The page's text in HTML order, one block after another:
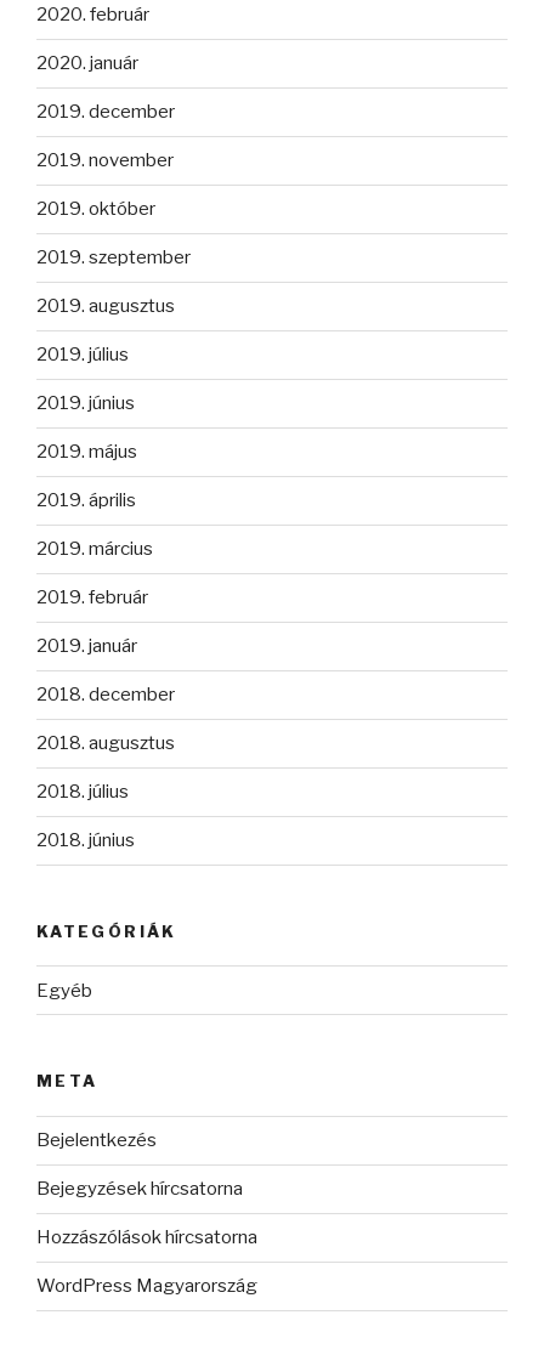
2020. február
2020. január
2019. december
2019. november
2019. október
2019. szeptember
2019. augusztus
2019. július
2019. június
2019. május
2019. április
2019. március
2019. február
2019. január
2018. december
2018. augusztus
2018. július
2018. június
KATEGÓRIÁK
Egyéb
META
Bejelentkezés
Bejegyzések hírcsatorna
Hozzászólások hírcsatorna
WordPress Magyarország